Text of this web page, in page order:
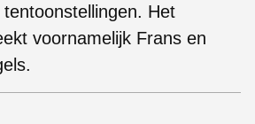
Het
voornamelijk Frans en